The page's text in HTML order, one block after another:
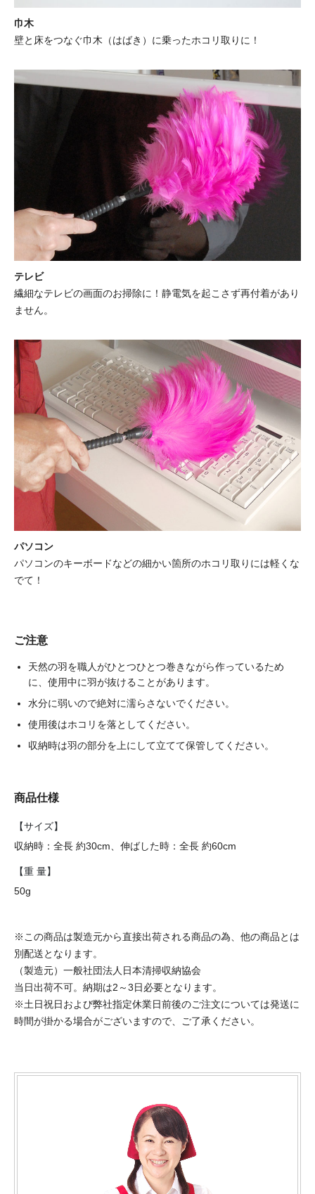
巾木
壁と床をつなぐ巾木（はばき）に乗ったホコリ取りに！
テレビ
繊細なテレビの画面のお掃除に！静電気を起こさず再付着があり
ません。
パソコン
パソコンのキーボードなどの細かい箇所のホコリ取りには軽くな
でて！
ご注意
天然の羽を職人がひとつひとつ巻きながら作っているため
に、使用中に羽が抜けることがあります。
水分に弱いので絶対に濡らさないでください。
使用後はホコリを落としてください。
収納時は羽の部分を上にして立てて保管してください。
商品仕様
【サイズ】
収納時：全長 約30cm、伸ばした時：全長 約60cm
【重 量】
50g
※この商品は製造元から直接出荷される商品の為、他の商品とは
別配送となります。
（製造元）一般社団法人日本清掃収納協会
当日出荷不可。納期は2～3日必要となります。
※土日祝日および弊社指定休業日前後のご注文については発送に
時間が掛かる場合がございますので、ご了承ください。